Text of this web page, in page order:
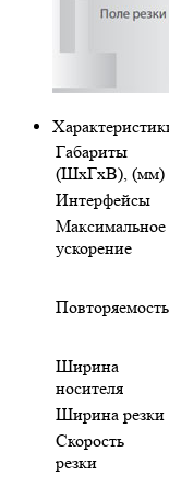
Габариты
(ШхГхВ), (мм)
Интерфейсы
Максимальное
ускорение
Повторяемость
Ширина
носителя
Ширина резки
Скорость
резки